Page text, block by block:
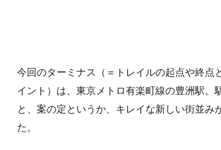
今回のターミナス（＝トレイルの起点や終点
イント）は、東京メトロ有楽町線の豊洲駅。
と、案の定というか、キレイな新しい街並み
た。